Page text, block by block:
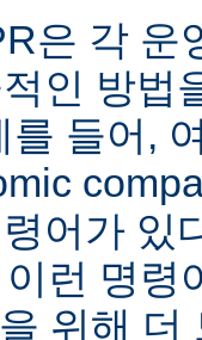
은 각 운
인 방법
를 들어,
어가 있
런 명령
위해 더